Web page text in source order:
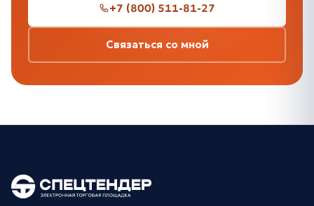
+7 (800) 511-81-27
Связаться со мной